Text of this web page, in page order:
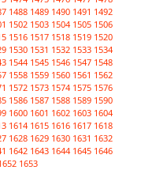
1488 1489 1490 1491 1492
1502 1503 1504 1505 1506
1516 1517 1518 1519 1520
1530 1531 1532 1533 1534
1544 1545 1546 1547 1548
1558 1559 1560 1561 1562
1572 1573 1574 1575 1576
1586 1587 1588 1589 1590
1600 1601 1602 1603 1604
1614 1615 1616 1617 1618
1628 1629 1630 1631 1632
1642 1643 1644 1645 1646
1653